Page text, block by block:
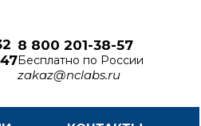
8 800 201-38-57
Бесплатно по России
zakaz@nclabs.ru